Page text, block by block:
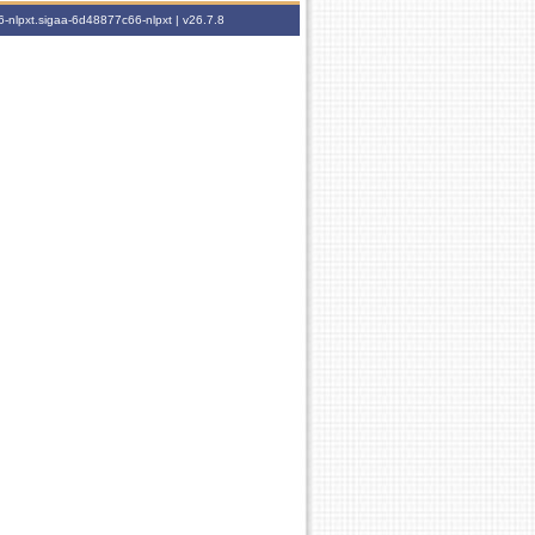
nlpxt.sigaa-6d48877c66-nlpxt | v26.7.8